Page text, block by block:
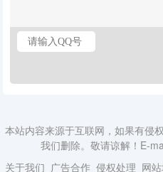
本站内容来源于互联网，如果有侵
我们删除。敬请谅解！E-
关于我们 广告合作 侵权处理 网